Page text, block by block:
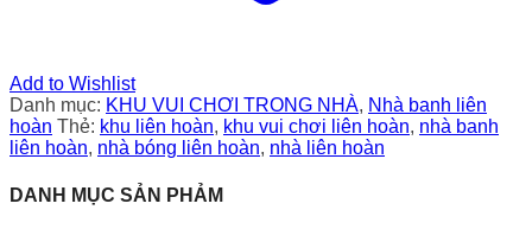
Add to Wishlist
Danh mục: KHU VUI CHƠI TRONG NHÀ, Nhà banh liên
hoàn Thẻ: khu liên hoàn, khu vui chơi liên hoàn, nhà banh
liên hoàn, nhà bóng liên hoàn, nhà liên hoàn
DANH MỤC SẢN PHẢM